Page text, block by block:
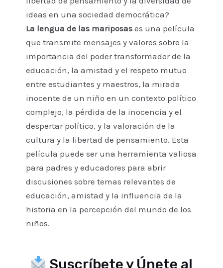
ideas en una sociedad democrática?
La lengua de las mariposases una película
que transmite mensajes y valores sobre la
importancia del poder transformador de la
educación, la amistad y el respeto mutuo
entre estudiantes y maestros, la mirada
inocente de un niño en un contexto político
complejo, la pérdida de la inocencia y el
despertar político, y la valoración de la
cultura y la libertad de pensamiento. Esta
película puede ser una herramienta valiosa
para padres y educadores para abrir
discusiones sobre temas relevantes de
educación, amistad y la influencia de la
historia en la percepción del mundo de los
niños.
Suscríbete y Únete al